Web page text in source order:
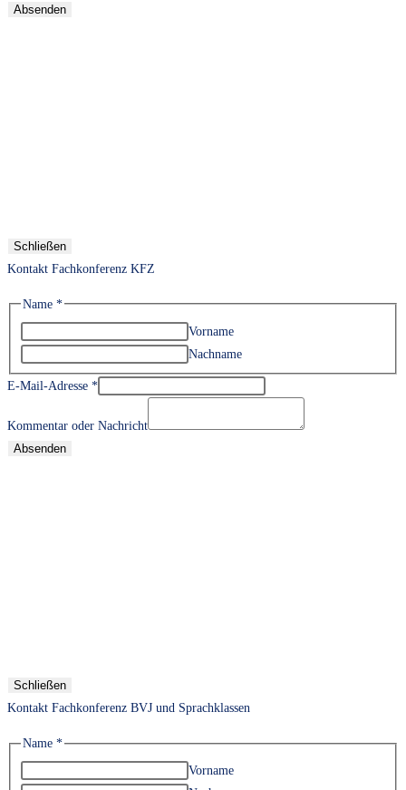
Absenden
Schließen
Kontakt Fachkonferenz KFZ
Name *
Vorname
Nachname
E-Mail-Adresse *
Kommentar oder Nachricht
Absenden
Schließen
Kontakt Fachkonferenz BVJ und Sprachklassen
Name *
Vorname